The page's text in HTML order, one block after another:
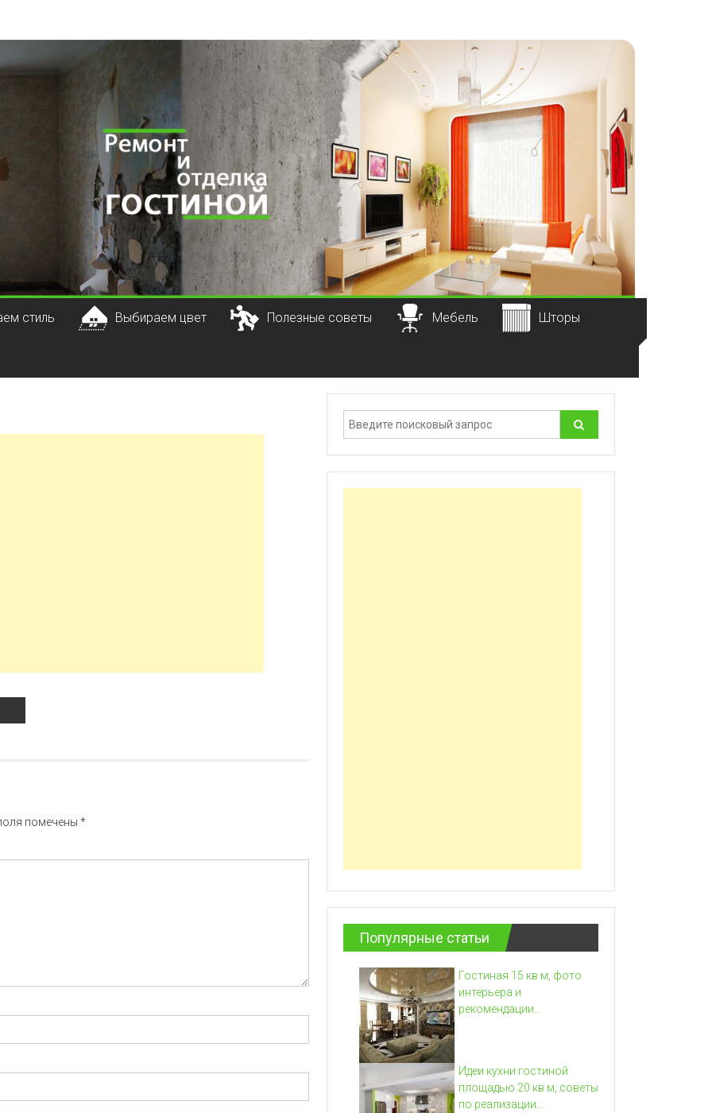
стиль Выбираем цвет Полезные советы Мебель Шторы
помечены *
Популярные статьи
Гостиная 15 кв м, фото
интерьера и
рекомендации...
Идеи кухни гостиной
площадью 20 кв м, советы
по реализации...